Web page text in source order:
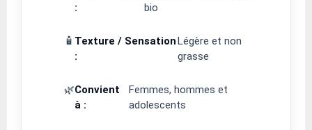
:
bio
🧴 Texture / Sensation
:
Légère et non
grasse
🌿Convient
à :
Femmes, hommes et
adolescents